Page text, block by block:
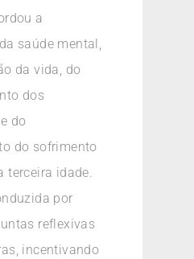
a
saúde mental,
da vida, do
dos
do
do sofrimento
terceira idade.
por
reflexivas
incentivando